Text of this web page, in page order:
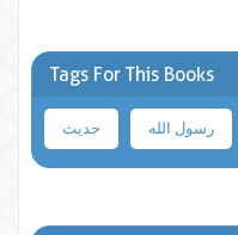
Tags For This Books
حدیث رسول الله